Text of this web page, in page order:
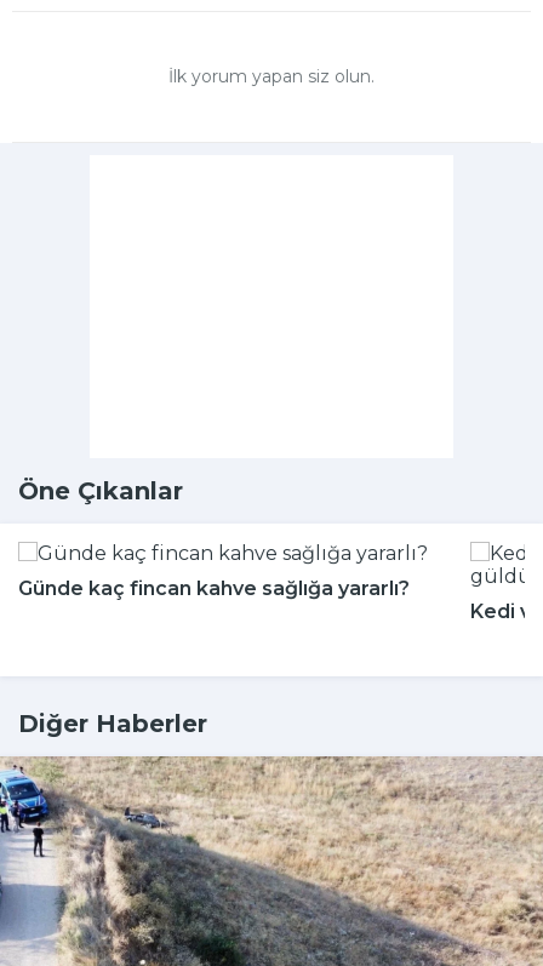
İlk yorum yapan siz olun.
Öne Çıkanlar
Günde kaç fincan kahve sağlığa yararlı?
Kedi
Diğer Haberler